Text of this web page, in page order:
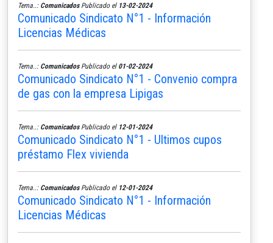
Tema..: ComunicadosPublicado el 13-02-2024
Comunicado Sindicato N°1 - Información
Licencias Médicas
Tema..: ComunicadosPublicado el 01-02-2024
Comunicado Sindicato N°1 - Convenio compra
de gas con la empresa Lipigas
Tema..: ComunicadosPublicado el 12-01-2024
Comunicado Sindicato N°1 - Ultimos cupos
préstamo Flex vivienda
Tema..: ComunicadosPublicado el 12-01-2024
Comunicado Sindicato N°1 - Información
Licencias Médicas